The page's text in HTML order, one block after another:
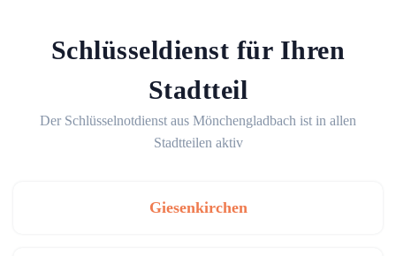
Schlüsseldienst für Ihren
Stadtteil
Der Schlüsselnotdienst aus Mönchengladbach ist in allen
Stadtteilen aktiv
Giesenkirchen